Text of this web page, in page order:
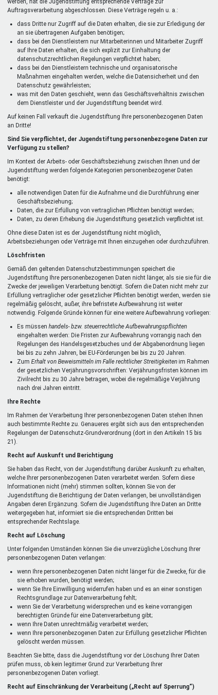
Auftragsverarbeitung abgeschlossen. Diese Verträge regeln u. a.:
dass Dritte nur Zugriff auf die Daten erhalten, die sie zur Erledigung der
an sie übertragenen Aufgaben benötigen;
dass bei den Dienstleistern nur Mitarbeiterinnen und Mitarbeiter Zugriff
auf Ihre Daten erhalten, die sich explizit zur Einhaltung der
datenschutzrechtlichen Regelungen verpflichtet haben;
dass bei den Dienstleistern technische und organisatorische
Maßnahmen eingehalten werden, welche die Datensicherheit und den
Datenschutz gewährleisten;
was mit den Daten geschieht, wenn das Geschäftsverhältnis zwischen
dem Dienstleister und der Jugendstiftung beendet wird.
Auf keinen Fall verkauft die Jugendstiftung Ihre personenbezogenen Daten
an Dritte!
Sind Sie verpflichtet, der Jugendstiftung personenbezogene Daten zur
Verfügung zu stellen?
Im Kontext der Arbeits- oder Geschäftsbeziehung zwischen Ihnen und der
Jugendstiftung werden folgende Kategorien personenbezogener Daten
benötigt:
alle notwendigen Daten für die Aufnahme und die Durchführung einer
Geschäftsbeziehung;
Daten, die zur Erfüllung von vertraglichen Pflichten benötigt werden;
Daten, zu deren Erhebung die Jugendstiftung gesetzlich verpflichtet ist.
Ohne diese Daten ist es der Jugendstiftung nicht möglich,
Arbeitsbeziehungen oder Verträge mit Ihnen einzugehen oder durchzuführen.
Löschfristen
Gemäß den geltenden Datenschutzbestimmungen speichert die
Jugendstiftung Ihre personenbezogenen Daten nicht länger, als sie sie für die
Zwecke der jeweiligen Verarbeitung benötigt. Sofern die Daten nicht mehr zur
Erfüllung vertraglicher oder gesetzlicher Pflichten benötigt werden, werden sie
regelmäßig gelöscht, außer, ihre befristete Aufbewahrung ist weiter
notwendig. Folgende Gründe können für eine weitere Aufbewahrung vorliegen:
Es müssen handels- bzw. steuerrechtliche Aufbewahrungspflichten
eingehalten werden: Die Fristen zur Aufbewahrung vorrangig nach den
Regelungen des Handelsgesetzbuches und der Abgabenordnung liegen
bei bis zu zehn Jahren, bei EU-Förderungen bei bis zu 20 Jahren.
Zum Erhalt von Beweismitteln im Falle rechtlicher Streitigkeiten im Rahmen
der gesetzlichen Verjährungsvorschriften: Verjährungsfristen können im
Zivilrecht bis zu 30 Jahre betragen, wobei die regelmäßige Verjährung
nach drei Jahren eintritt.
Ihre Rechte
Im Rahmen der Verarbeitung Ihrer personenbezogenen Daten stehen Ihnen
auch bestimmte Rechte zu. Genaueres ergibt sich aus den entsprechenden
Regelungen der Datenschutz-Grundverordnung (dort in den Artikeln 15 bis
21).
Recht auf Auskunft und Berichtigung
Sie haben das Recht, von der Jugendstiftung darüber Auskunft zu erhalten,
welche Ihrer personenbezogenen Daten verarbeitet werden. Sofern diese
Informationen nicht (mehr) stimmen sollten, können Sie von der
Jugendstiftung die Berichtigung der Daten verlangen, bei unvollständigen
Angaben deren Ergänzung. Sofern die Jugendstiftung Ihre Daten an Dritte
weitergegeben hat, informiert sie die entsprechenden Dritten bei
entsprechender Rechtslage.
Recht auf Löschung
Unter folgenden Umständen können Sie die unverzügliche Löschung Ihrer
personenbezogenen Daten verlangen:
wenn Ihre personenbezogenen Daten nicht länger für die Zwecke, für die
sie erhoben wurden, benötigt werden;
wenn Sie Ihre Einwilligung widerrufen haben und es an einer sonstigen
Rechtsgrundlage zur Datenverarbeitung fehlt;
wenn Sie der Verarbeitung widersprechen und es keine vorrangigen
berechtigten Gründe für eine Datenverarbeitung gibt;
wenn Ihre Daten unrechtmäßig verarbeitet werden;
wenn Ihre personenbezogenen Daten zur Erfüllung gesetzlicher Pflichten
gelöscht werden müssen.
Beachten Sie bitte, dass die Jugendstiftung vor der Löschung Ihrer Daten
prüfen muss, ob kein legitimer Grund zur Verarbeitung Ihrer
personenbezogenen Daten vorliegt.
Recht auf Einschränkung der Verarbeitung („Recht auf Sperrung“)